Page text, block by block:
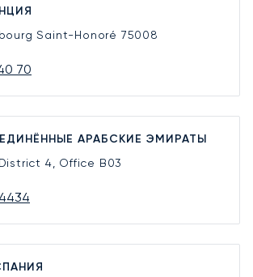
Saint-Honoré 75008
70
АРАБСКИЕ ЭМИРАТЫ
4, Office B03